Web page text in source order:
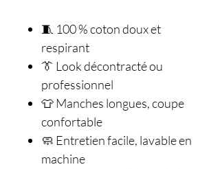
🧵 100 % coton doux et
respirant
👔 Look décontracté ou
professionnel
👕 Manches longues, coupe
confortable
🧼 Entretien facile, lavable en
machine